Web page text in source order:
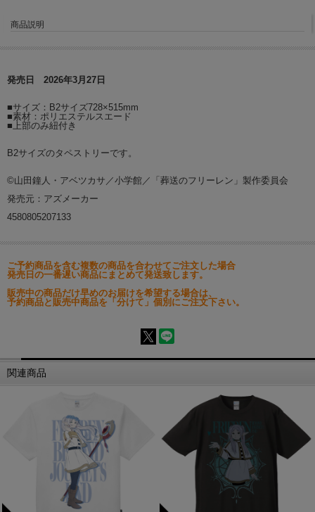
商品説明
発売日 2026年3月27日
■サイズ：B2サイズ728×515mm
■素材：ポリエステルスエード
■上部のみ紐付き
B2サイズのタペストリーです。
©山田鐘人・アベツカサ／小学館／「葬送のフリーレン」製作委員会
発売元：アズメーカー
4580805207133
ご予約商品を含む複数の商品を合わせてご注文した場合
発売日の一番遅い商品にまとめて発送致します。
販売中の商品だけ早めのお届けを希望する場合は、
予約商品と販売中商品を「分けて」個別にご注文下さい。
関連商品